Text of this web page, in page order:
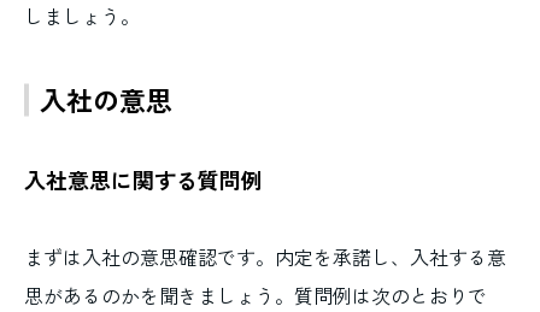
しましょう。
入社の意思
入社意思に関する質問例
まずは入社の意思確認です。内定を承諾し、入社する意
思があるのかを聞きましょう。質問例は次のとおりで